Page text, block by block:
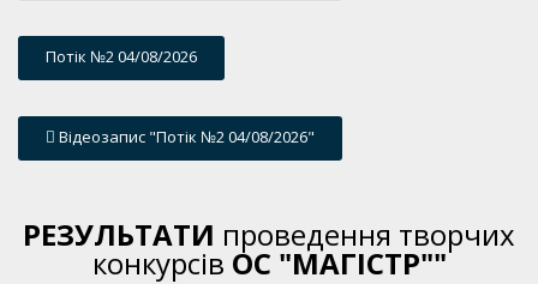
Потік №2 04/08/2026
Відеозапис "Потік №2 04/08/2026"
РЕЗУЛЬТАТИ проведення творчих
конкурсів ОC "МАГІСТР""